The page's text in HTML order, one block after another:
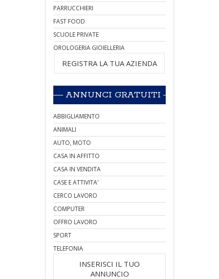
PARRUCCHIERI
FAST FOOD
SCUOLE PRIVATE
OROLOGERIA GIOIELLERIA
REGISTRA LA TUA AZIENDA
ANNUNCI GRATUITI
ABBIGLIAMENTO
ANIMALI
AUTO, MOTO
CASA IN AFFITTO
CASA IN VENDITA
CASE E ATTIVITA'
CERCO LAVORO
COMPUTER
OFFRO LAVORO
SPORT
TELEFONIA
INSERISCI IL TUO
ANNUNCIO